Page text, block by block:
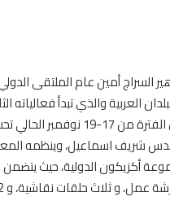
السراج أمين عام الملتقى
العربية والذي تبدأ فعالياته
بالقاهرة خلال الفترة من 17-
شريف اسماعيل، وينظمه
أكزيكون الدولية، حيث يتضمن